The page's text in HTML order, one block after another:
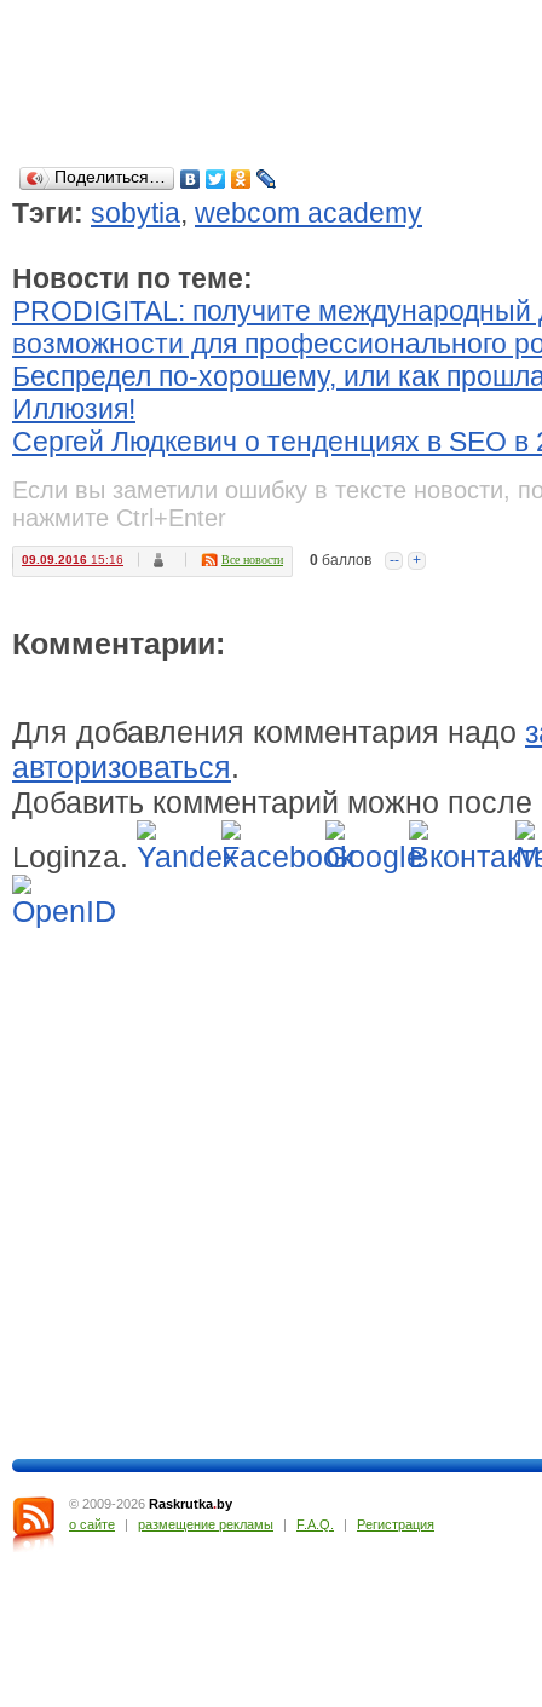
Поделиться…
Тэги: sobytia, webcom academy
Новости по теме:
PRODIGITAL: получите
возможности для профессионального
Беспредел по-хорошему, или как
Иллюзия!
Сергей Людкевич о тенденциях в SEO в
Если вы заметили ошибку в тексте новости,
нажмите Ctrl+Enter
09.09.2016 15:16 Все новости 0 баллов -- +
Комментарии:
Для добавления комментария надо
авторизоваться.
Добавить комментарий можно после
Loginza.
© 2009-2026 Raskrutka.by
о сайте
| размещение рекламы | F.A.Q. | Регистрация